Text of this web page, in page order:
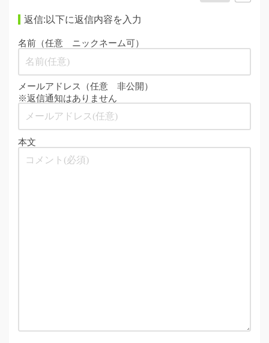
返信:以下に返信内容を入力
名前（任意 ニックネーム可）
メールアドレス（任意 非公開）
※返信通知はありません
本文